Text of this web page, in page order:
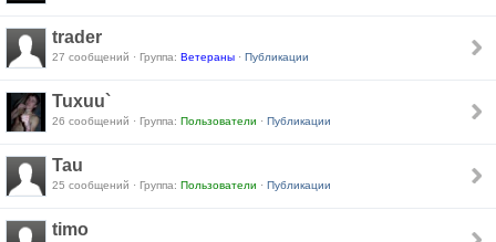
trader
27 сообщений · Группа: Ветераны · Публикации
Tuxuu`
26 сообщений · Группа: Пользователи · Публикации
Tau
25 сообщений · Группа: Пользователи · Публикации
timo